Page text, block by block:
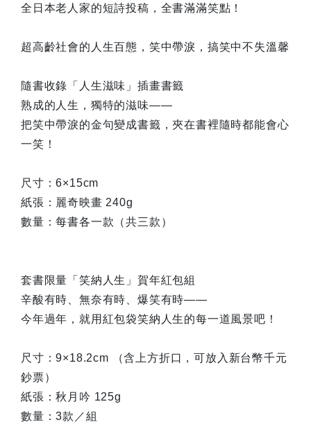
全日本老人家的短詩投稿，全書滿滿笑點！
超高齡社會的人生百態，笑中帶淚，搞笑中不失溫馨
隨書收錄「人生滋味」插畫書籤
熟成的人生，獨特的滋味——
把笑中帶淚的金句變成書籤，夾在書裡隨時都能會心
一笑！
尺寸：6×15cm
紙張：麗奇映畫 240g
數量：每書各一款（共三款）
套書限量「笑納人生」賀年紅包組
辛酸有時、無奈有時、爆笑有時——
今年過年，就用紅包袋笑納人生的每一道風景吧！
尺寸：9×18.2cm （含上方折口，可放入新台幣千元
鈔票）
紙張：秋月吟 125g
數量：3款／組